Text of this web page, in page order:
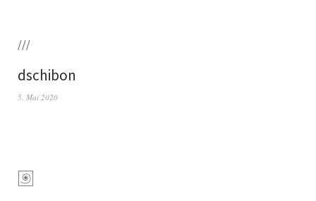
///
dschibon
5. Mai 2020